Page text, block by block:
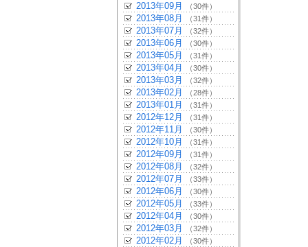
2013年09月 （30件）
2013年08月 （31件）
2013年07月 （32件）
2013年06月 （30件）
2013年05月 （31件）
2013年04月 （30件）
2013年03月 （32件）
2013年02月 （28件）
2013年01月 （31件）
2012年12月 （31件）
2012年11月 （30件）
2012年10月 （31件）
2012年09月 （31件）
2012年08月 （32件）
2012年07月 （33件）
2012年06月 （30件）
2012年05月 （33件）
2012年04月 （30件）
2012年03月 （32件）
2012年02月 （30件）